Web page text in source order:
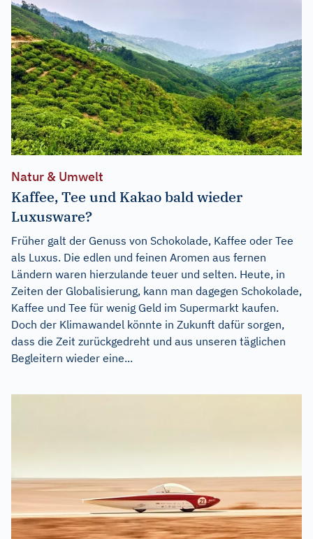
Natur & Umwelt
Kaffee, Tee und Kakao bald wieder
Luxusware?
Früher galt der Genuss von Schokolade, Kaffee oder Tee
als Luxus. Die edlen und feinen Aromen aus fernen
Ländern waren hierzulande teuer und selten. Heute, in
Zeiten der Globalisierung, kann man dagegen Schokolade,
Kaffee und Tee für wenig Geld im Supermarkt kaufen.
Doch der Klimawandel könnte in Zukunft dafür sorgen,
dass die Zeit zurückgedreht und aus unseren täglichen
Begleitern wieder eine...